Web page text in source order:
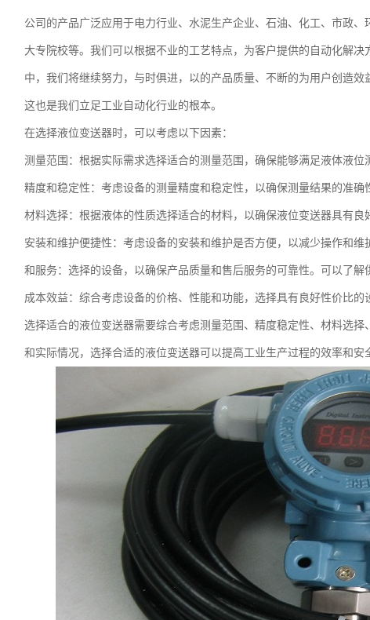
公司的产品广泛应用于电力行业、水泥生产企业、石油、化工、市政
大专院校等。我们可以根据不业的工艺特点，为客户提供的自动化解
中，我们将继续努力，与时俱进，以的产品质量、不断的为用户创造
这也是我们立足工业自动化行业的根本。
在选择液位变送器时，可以考虑以下因素：
测量范围：根据实际需求选择适合的测量范围，确保能够满足液体液位
精度和稳定性：考虑设备的测量精度和稳定性，以确保测量结果的准确
材料选择：根据液体的性质选择适合的材料，以确保液位变送器具有良
安装和维护便捷性：考虑设备的安装和维护是否方便，以减少操作和维
和服务：选择的设备，以确保产品质量和售后服务的可靠性。可以了
成本效益：综合考虑设备的价格、性能和功能，选择具有良好性价比的
选择适合的液位变送器需要综合考虑测量范围、精度稳定性、材料选
和实际情况，选择合适的液位变送器可以提高工业生产过程的效率和安